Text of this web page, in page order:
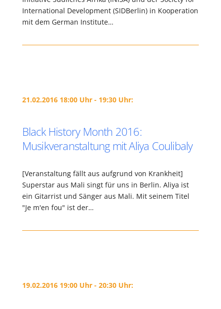
International Development (SIDBerlin) in Kooperation
mit dem German Institute…
21.02.2016 18:00 Uhr - 19:30 Uhr:
Black History Month 2016:
Musikveranstaltung mit Aliya Coulibaly
[Veranstaltung fällt aus aufgrund von Krankheit]
Superstar aus Mali singt für uns in Berlin. Aliya ist
ein Gitarrist und Sänger aus Mali. Mit seinem Titel
"Je m'en fou" ist der…
19.02.2016 19:00 Uhr - 20:30 Uhr: